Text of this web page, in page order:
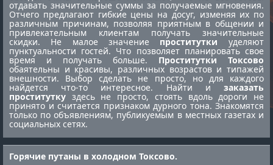
отдавать значительные суммы за получаемые мгновения.
Отчего предлагают гибкие цены на досуг, изменяя их по
различным причинам, позволяя приятным в общении и
привлекательным клиентам получать значительные
скидки. Не малое значение проститутки уделяют
пунктуальности гостей. Что позволяет планировать свое
время и получать больше. Проститутки Токсово
обаятельны и красивы, различных возрастов и типажей
внешности. Выбор сделать не просто, но для каждого
найдется что-то интересное. Найти и заказать
проститутку здесь не просто, стоять вдоль дороги не
принято и считается признаком дурного тона. Знакомятся
только по объявлениям, публикуемым в местных газетах и
социальных сетях.
Горячие путаны в холодном Токсово.